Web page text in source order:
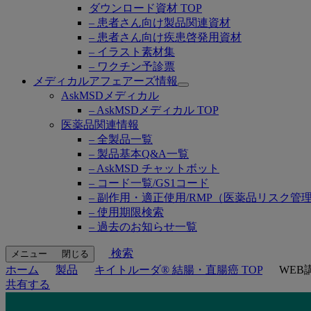
ダウンロード資材 TOP
– 患者さん向け製品関連資材
– 患者さん向け疾患啓発用資材
– イラスト素材集
– ワクチン予診票
メディカルアフェアーズ情報
Open
AskMSDメディカル
– AskMSDメディカル TOP
医薬品関連情報
– 全製品一覧
– 製品基本Q&A一覧
– AskMSD チャットボット
– コード一覧/GS1コード
– 副作用・適正使用/RMP（医薬品リスク管理
– 使用期限検索
– 過去のお知らせ一覧
メニュー 閉じる
検索
ホーム
製品 キイトルーダ® 結腸・直腸癌 TOP
WEB
共有する